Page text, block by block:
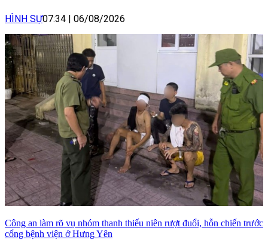
HÌNH SỰ07:34 06/08/2026
Công an làm rõ vụ nhóm thanh thiếu niên rượt đuổi, hỗn chiến trước
cổng bệnh viện ở Hưng Yên